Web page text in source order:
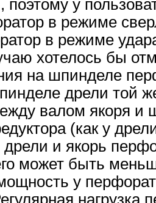
поэтому у
в режиме
в режиме
хотелось бы
на шпинделе
дрели той
валом якоря и
(как у
дрели и якорь
может быть
у
нагрузка